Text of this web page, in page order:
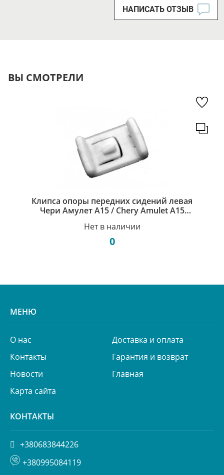
НАПИСАТЬ ОТЗЫВ
ВЫ СМОТРЕЛИ
Клипса опоры передних сидений левая
Чери Амулет А15 / Chery Amulet A15
Нет в наличии
0
МЕНЮ
О нас
Доставка и оплата
Контакты
Гарантия и возврат
Новости
Главная
Карта сайта
КОНТАКТЫ
+380683844226
+380995084119